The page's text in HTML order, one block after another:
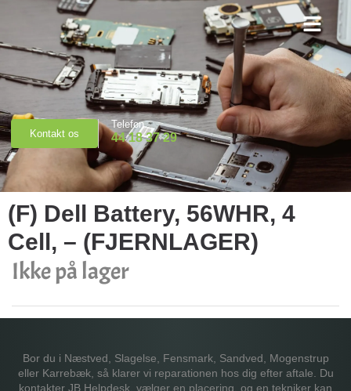
Kontakt os
Telefon
44 18 37 29
(F) Dell Battery, 56WHR, 4
Cell, – (FJERNLAGER)
Ikke på lager
Bor du i Næstved, Slagelse, Fensmark, Sandved, Mogenstrup
eller Karrebæk, så klarer vi reparationen hos dig efter aftale. Du
kontakter JB Helpdesk, vælger en placering, og en tekniker kan